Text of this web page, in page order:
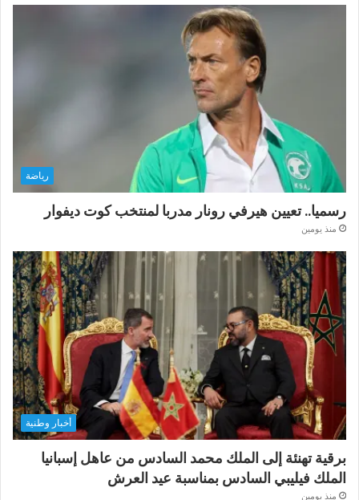
رياضة
رسميا.. تعيين هيرفي رونار مدربا لمنتخب كوت ديفوار
منذ يومين
أخبار وطنية
برقية تهنئة إلى الملك محمد السادس من عاهل إسبانيا
الملك فيليبي السادس بمناسبة عيد العرش
منذ يومين